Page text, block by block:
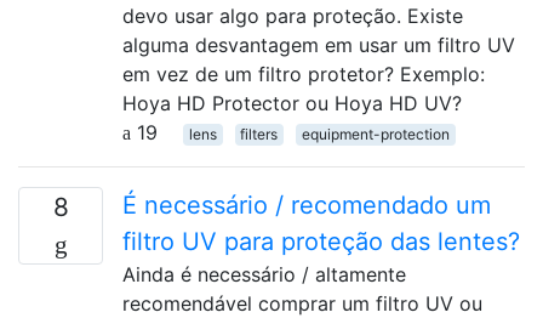
devo usar algo para proteção. Existe
alguma desvantagem em usar um filtro UV
em vez de um filtro protetor? Exemplo:
Hoya HD Protector ou Hoya HD UV?
19
lens filters equipment-protection
8
É necessário / recomendado um
filtro UV para proteção das lentes?
Ainda é necessário / altamente
recomendável comprar um filtro UV ou